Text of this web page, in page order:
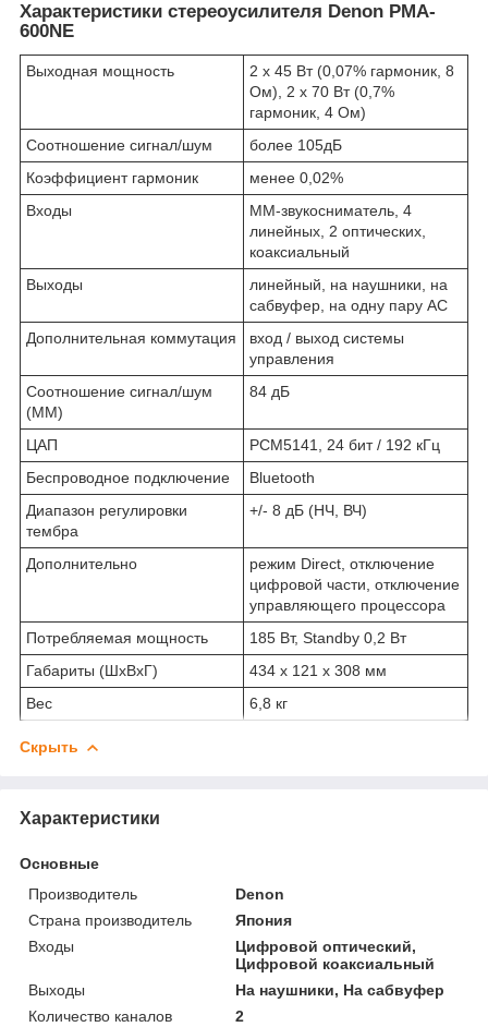
Характеристики стереоусилителя Denon PMA-
600NE
Выходная мощность
2 х 45 Вт (0,07% гармоник, 8
Ом), 2 х 70 Вт (0,7%
гармоник, 4 Ом)
Соотношение сигнал/шум
более 105дБ
Коэффициент гармоник
менее 0,02%
Входы
ММ-звукосниматель, 4
линейных, 2 оптических,
коаксиальный
Выходы
линейный, на наушники, на
сабвуфер, на одну пару АС
Дополнительная коммутация
вход / выход системы
управления
Соотношение сигнал/шум
(ММ)
84 дБ
ЦАП
PCM5141, 24 бит / 192 кГц
Беспроводное подключение
Bluetooth
Диапазон регулировки
тембра
+/- 8 дБ (НЧ, ВЧ)
Дополнительно
режим Direct, отключение
цифровой части, отключение
управляющего процессора
Потребляемая мощность
185 Вт, Standby 0,2 Вт
Габариты (ШхВхГ)
434 x 121 x 308 мм
Вес
6,8 кг
Скрыть
Характеристики
Основные
Производитель
Denon
Страна производитель
Япония
Входы
Цифровой оптический,
Цифровой коаксиальный
Выходы
На наушники, На сабвуфер
Количество каналов
2